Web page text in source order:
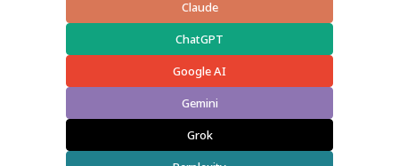
Claude
ChatGPT
Google AI
Gemini
Grok